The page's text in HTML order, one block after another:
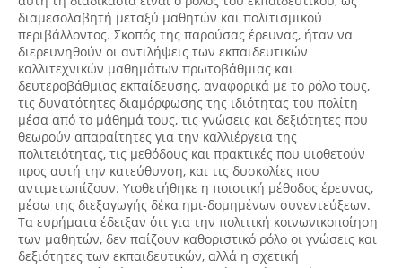
διαμεσολαβητή μεταξύ μαθητών και πολιτισμικού
περιβάλλοντος. Σκοπός της παρούσας έρευνας, ήταν να
διερευνηθούν οι αντιλήψεις των εκπαιδευτικών
καλλιτεχνικών μαθημάτων πρωτοβάθμιας και
δευτεροβάθμιας εκπαίδευσης, αναφορικά με το ρόλο τους,
τις δυνατότητες διαμόρφωσης της ιδιότητας του πολίτη
μέσα από το μάθημά τους, τις γνώσεις και δεξιότητες που
θεωρούν απαραίτητες για την καλλιέργεια της
πολιτειότητας, τις μεθόδους και πρακτικές που υιοθετούν
προς αυτή την κατεύθυνση, και τις δυσκολίες που
αντιμετωπίζουν. Υιοθετήθηκε η ποιοτική μέθοδος έρευνας,
μέσω της διεξαγωγής δέκα ημι-δομημένων συνεντεύξεων.
Τα ευρήματα έδειξαν ότι για την πολιτική κοινωνικοποίηση
των μαθητών, δεν παίζουν καθοριστικό ρόλο οι γνώσεις και
δεξιότητες των εκπαιδευτικών, αλλά η σχετική